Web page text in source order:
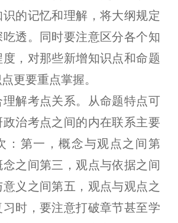
的记忆和理解，将大纲规定
透。同时要注意区分各个知
，对那些新增知识点和命题
更要重点掌握。
解考点关系。从命题特点可
政治考点之间的内在联系主要
：第一，概念与观点之间第
之间第三，观点与依据之间
义之间第五，观点与观点之
时，要注意打破章节甚至学